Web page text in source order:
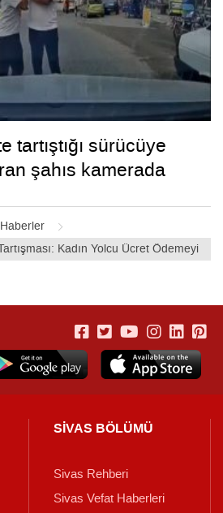
Kadın Yolcu Ücret Ödemeyi
tartıştığı sürücüye
şahıs kamerada
SİVAS BÖLÜMÜ
Sivas Rehberi
Sivas Vefat Haberleri